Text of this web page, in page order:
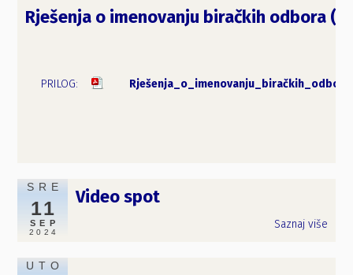
Rješenja o imenovanju biračkih odbora
SRE
11
SEP
2024
Video spot
Saznaj više
UTO